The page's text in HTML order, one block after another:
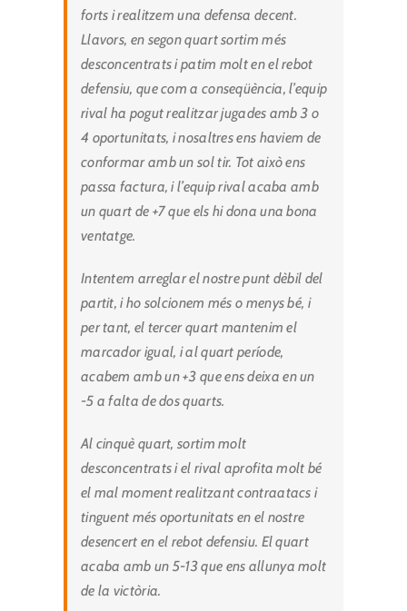
forts i realitzem una defensa decent.
Llavors, en segon quart sortim més
desconcentrats i patim molt en el rebot
defensiu, que com a conseqüència, l’equip
rival ha pogut realitzar jugades amb 3 o
4 oportunitats, i nosaltres ens haviem de
conformar amb un sol tir. Tot això ens
passa factura, i l’equip rival acaba amb
un quart de +7 que els hi dona una bona
ventatge.
Intentem arreglar el nostre punt dèbil del
partit, i ho solcionem més o menys bé, i
per tant, el tercer quart mantenim el
marcador igual, i al quart període,
acabem amb un +3 que ens deixa en un
-5 a falta de dos quarts.
Al cinquè quart, sortim molt
desconcentrats i el rival aprofita molt bé
el mal moment realitzant contraatacs i
tinguent més oportunitats en el nostre
desencert en el rebot defensiu. El quart
acaba amb un 5-13 que ens allunya molt
de la victòria.